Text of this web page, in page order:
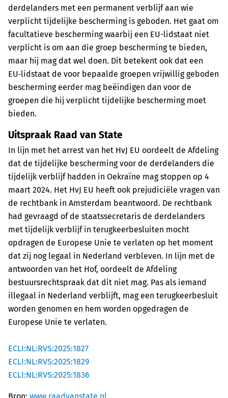
derdelanders met een permanent verblijf aan wie
verplicht tijdelijke bescherming is geboden. Het gaat om
facultatieve bescherming waarbij een EU-lidstaat niet
verplicht is om aan die groep bescherming te bieden,
maar hij mag dat wel doen. Dit betekent ook dat een
EU‑lidstaat de voor bepaalde groepen vrijwillig geboden
bescherming eerder mag beëindigen dan voor de
groepen die hij verplicht tijdelijke bescherming moet
bieden.
Uitspraak Raad van State
In lijn met het arrest van het HvJ EU oordeelt de Afdeling
dat de tijdelijke bescherming voor de derdelanders die
tijdelijk verblijf hadden in Oekraïne mag stoppen op 4
maart 2024. Het HvJ EU heeft ook prejudiciële vragen van
de rechtbank in Amsterdam beantwoord. De rechtbank
had gevraagd of de staatssecretaris de derdelanders
met tijdelijk verblijf in terugkeerbesluiten mocht
opdragen de Europese Unie te verlaten op het moment
dat zij nog legaal in Nederland verbleven. In lijn met de
antwoorden van het Hof, oordeelt de Afdeling
bestuursrechtspraak dat dit niet mag. Pas als iemand
illegaal in Nederland verblijft, mag een terugkeerbesluit
worden genomen en hem worden opgedragen de
Europese Unie te verlaten.
ECLI:NL:RVS:2025:1827
ECLI:NL:RVS:2025:1829
ECLI:NL:RVS:2025:1836